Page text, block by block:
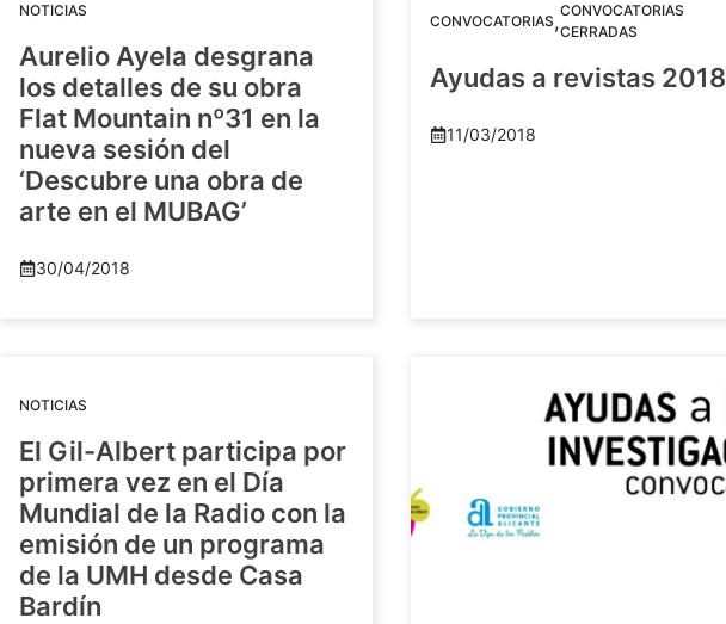
NOTICIAS
Aurelio Ayela desgrana
los detalles de su obra
Flat Mountain nº31 en la
nueva sesión del
‘Descubre una obra de
arte en el MUBAG’
30/04/2018
CONVOCATORIAS,CONVOCATORIAS
CERRADAS
Ayudas a revistas 2018
11/03/2018
NOTICIAS
El Gil-Albert participa por
primera vez en el Día
Mundial de la Radio con la
emisión de un programa
de la UMH desde Casa
Bardín